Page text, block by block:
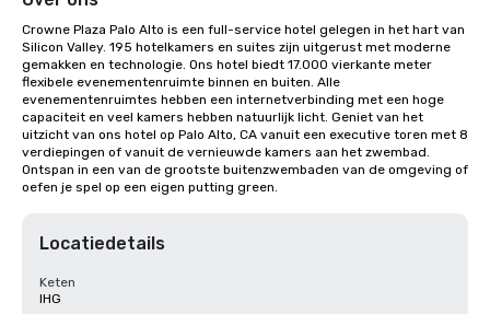
Crowne Plaza Palo Alto is een full-service hotel gelegen in het hart van
Silicon Valley. 195 hotelkamers en suites zijn uitgerust met moderne
gemakken en technologie. Ons hotel biedt 17.000 vierkante meter
flexibele evenementenruimte binnen en buiten. Alle
evenementenruimtes hebben een internetverbinding met een hoge
capaciteit en veel kamers hebben natuurlijk licht. Geniet van het
uitzicht van ons hotel op Palo Alto, CA vanuit een executive toren met 8
verdiepingen of vanuit de vernieuwde kamers aan het zwembad.
Ontspan in een van de grootste buitenzwembaden van de omgeving of
oefen je spel op een eigen putting green.
Locatiedetails
Keten
IHG